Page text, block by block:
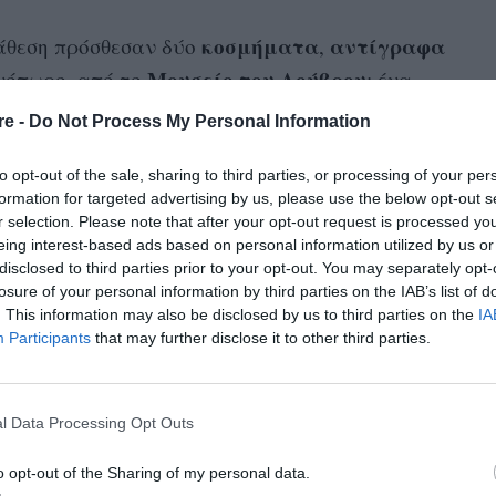
- Do Not Process My Personal Information
opt-out of the sale, sharing to third parties, or processing of your
for targeted advertising by us, please use the below opt-out
selection. Please note that after your opt-out request is processed
interest-based ads based on personal information utilized by us
to third parties prior to your opt-out. You may separately
of your personal information by third parties on the IAB’s list of
This information may also be disclosed by us to third parties on the
Participants that may further disclose it to other third parties.
Data Processing Opt Outs
opt-out of the Sharing of my personal data.
πρόσθεσαν δύο κοσμήματα, αντίγραφα
από τοΜουσείο του Λούβρου: ένα
και πέρλες.
στον ιστορικό οίκο, τον οποίο έχει
της στο κόκκινο χαλί, όπως το
τιςΧρυσές Σφαίρες. Αν και γιαμια άλλη
TIME100 Next gala, με μαύρο μπλέιζερ πάνω
no-top, είχε ποντάρει στην υπογραφήTom